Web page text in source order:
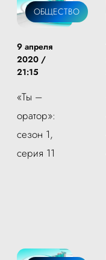
ОБЩЕСТВО
9 апреля
2020 /
21:15
«Ты –
оратор»:
сезон 1,
серия 11